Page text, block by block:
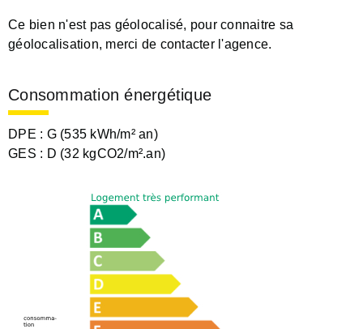
Ce bien n'est pas géolocalisé, pour connaitre sa
géolocalisation, merci de contacter l'agence.
Consommation énergétique
DPE : G (535 kWh/m² an)
GES : D (32 kgCO2/m².an)